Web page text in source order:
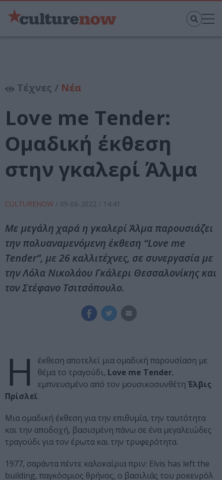
Τέχνες / Νέα
Love me Tender:
Ομαδική έκθεση
στην γκαλερί Άλμα
CULTURENOW / 09-06-2022 / 14:41
Με μεγάλη χαρά η γκαλερί Άλμα παρουσιάζει
την πολυαναμενόμενη έκθεση “Love me
Tender”, με 26 καλλιτέχνες, σε συνεργασία με
την Λόλα Νικολάου Γκάλερι Θεσσαλονίκης και
τον Στέφανο Τσιτσόπουλο.
Η
έκθεση αποτελεί μια ομαδική παρουσίαση με
θέμα το τραγούδι, Love me Tender,
εμπνευσμένο από τον μουσικοσυνθέτη Έλβις
Πρίσλεϊ.
Μια ομαδική έκθεση για την επιθυμία, την ταυτότητα
και την αποδοχή, βασισμένη πάνω σε ένα μεγαλειώδες
τραγούδι για τον έρωτα και την τρυφερότητα.
1977, σαράντα πέντε καλοκαίρια πριν: Elvis has left the
building, παγκόσμιος θρήνος, ο βασιλιάς του ροκενρόλ